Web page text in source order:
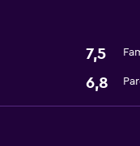
7,5
6,8